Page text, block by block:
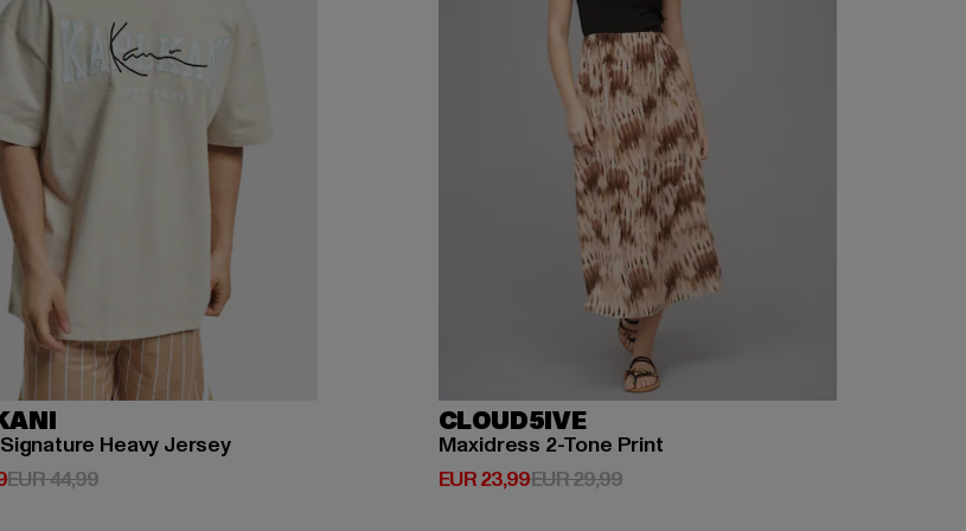
Heavy Jersey
EUR 25,19
EUR 44,99Actieprijs: EUR 44,99
CLOUD5IVE
Maxidress 2-Tone Print
EUR 23,99
Huidige prijs: EUR 23,99
EUR 29,99Actieprijs: EUR 29,99